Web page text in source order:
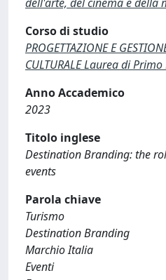
Corso di studio
PROGETTAZIONE E
CULTURALE Laurea di
Anno Accademico
2023
Titolo inglese
Destination Branding: the
events
Parola chiave
Turismo
Destination Branding
Marchio Italia
Eventi